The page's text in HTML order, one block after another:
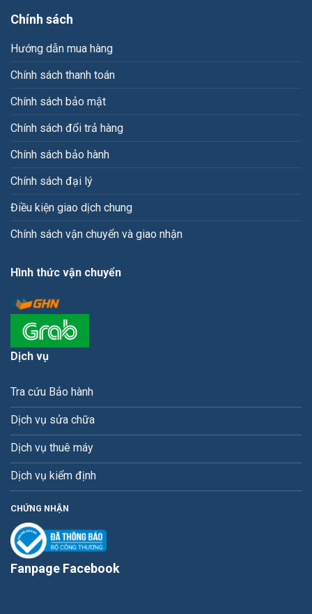
Chính sách
Hướng dẫn mua hàng
Chính sách thanh toán
Chính sách bảo mật
Chính sách đổi trả hàng
Chính sách bảo hành
Chính sách đại lý
Điều kiện giao dịch chung
Chính sách vận chuyển và giao nhận
Hình thức vận chuyển
Dịch vụ
Tra cứu Bảo hành
Dịch vụ sửa chữa
Dịch vụ thuê máy
Dịch vụ kiểm định
CHỨNG NHẬN
Fanpage Facebook